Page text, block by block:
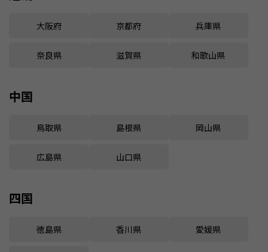
大阪府 京都府 兵庫県
奈良県 滋賀県 和歌山県
中国
鳥取県 島根県 岡山県
広島県 山口県
四国
徳島県 香川県 愛媛県